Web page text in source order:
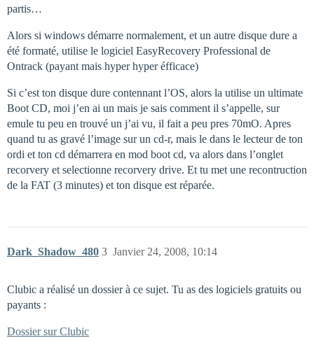
partis…
Alors si windows démarre normalement, et un autre disque dure a
été formaté, utilise le logiciel EasyRecovery Professional de
Ontrack (payant mais hyper hyper éfficace)
Si c’est ton disque dure contennant l’OS, alors la utilise un ultimate
Boot CD, moi j’en ai un mais je sais comment il s’appelle, sur
emule tu peu en trouvé un j’ai vu, il fait a peu pres 70mO. Apres
quand tu as gravé l’image sur un cd-r, mais le dans le lecteur de ton
ordi et ton cd démarrera en mod boot cd, va alors dans l’onglet
recorvery et selectionne recorvery drive. Et tu met une recontruction
de la FAT (3 minutes) et ton disque est réparée.
Dark_Shadow_480 Janvier 24, 2008, 10:14
3
Clubic a réalisé un dossier à ce sujet. Tu as des logiciels gratuits ou
payants :
Dossier sur Clubic